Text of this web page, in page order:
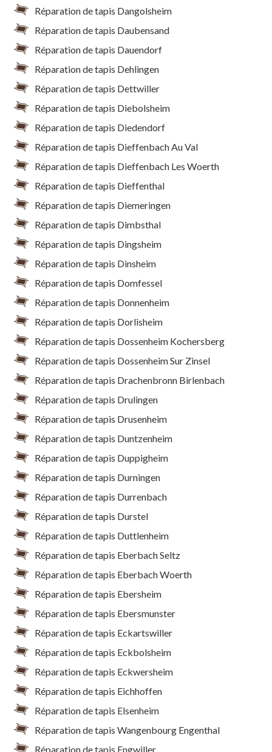
Réparation de tapis Dangolsheim
Réparation de tapis Daubensand
Réparation de tapis Dauendorf
Réparation de tapis Dehlingen
Réparation de tapis Dettwiller
Réparation de tapis Diebolsheim
Réparation de tapis Diedendorf
Réparation de tapis Dieffenbach Au Val
Réparation de tapis Dieffenbach Les Woerth
Réparation de tapis Dieffenthal
Réparation de tapis Diemeringen
Réparation de tapis Dimbsthal
Réparation de tapis Dingsheim
Réparation de tapis Dinsheim
Réparation de tapis Domfessel
Réparation de tapis Donnenheim
Réparation de tapis Dorlisheim
Réparation de tapis Dossenheim Kochersberg
Réparation de tapis Dossenheim Sur Zinsel
Réparation de tapis Drachenbronn Birlenbach
Réparation de tapis Drulingen
Réparation de tapis Drusenheim
Réparation de tapis Duntzenheim
Réparation de tapis Duppigheim
Réparation de tapis Durningen
Réparation de tapis Durrenbach
Réparation de tapis Durstel
Réparation de tapis Duttlenheim
Réparation de tapis Eberbach Seltz
Réparation de tapis Eberbach Woerth
Réparation de tapis Ebersheim
Réparation de tapis Ebersmunster
Réparation de tapis Eckartswiller
Réparation de tapis Eckbolsheim
Réparation de tapis Eckwersheim
Réparation de tapis Eichhoffen
Réparation de tapis Elsenheim
Réparation de tapis Wangenbourg Engenthal
Réparation de tapis Engwiller